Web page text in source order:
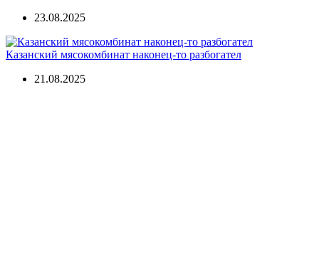
23.08.2025
Казанский мясокомбинат наконец-то разбогател
21.08.2025